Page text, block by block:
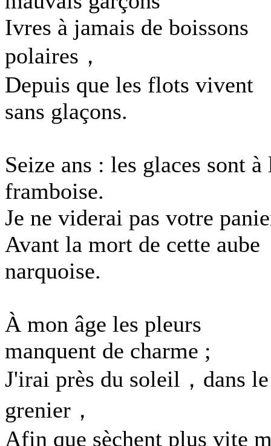
Ivres à jamais de boissons
polaires，
Depuis que les flots vivent
sans glaçons.
Seize ans : les glaces sont à
framboise.
Je ne viderai pas votre
Avant la mort de cette aube
narquoise.
À mon âge les pleurs
manquent de charme ;
J'irai près du soleil，dans le
grenier，
Afin que sèchent plus vite